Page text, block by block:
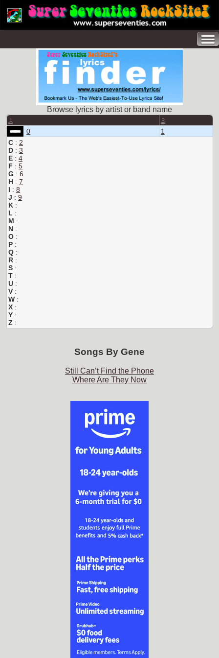
Browse lyrics by artist or band name
A B
0
1
C : 2
D : 3
E : 4
F : 5
G : 6
H : 7
I : 8
J : 9
K :
L :
M :
N :
O :
P :
Q :
R :
S :
T :
U :
V :
W :
X :
Y :
Z :
Songs By Gene
Still Can’t Find the Phone
Where Are They Now